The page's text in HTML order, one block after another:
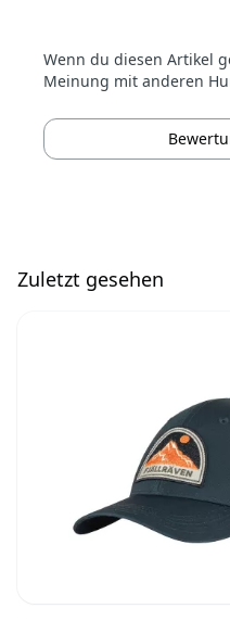
Wenn du diesen Artikel
Meinung mit anderen
Zuletzt gesehen